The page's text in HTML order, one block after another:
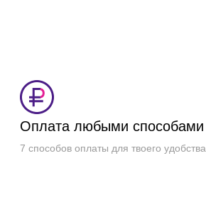
Оплата любыми способами
7 способов оплаты для твоего удобства.